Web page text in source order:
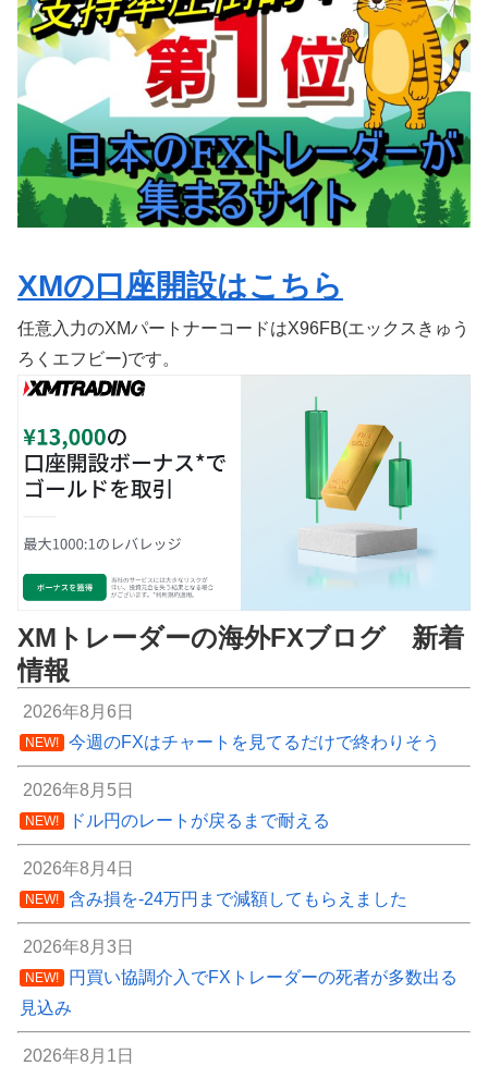
XMの口座開設はこちら
任意入力のXMパートナーコードはX96FB(エックスきゅう
ろくエフビー)です。
XMトレーダーの海外FXブログ 新着
情報
2026年8月6日
NEW! 今週のFXはチャートを見てるだけで終わりそう
2026年8月5日
NEW! ドル円のレートが戻るまで耐える
2026年8月4日
NEW! 含み損を-24万円まで減額してもらえました
2026年8月3日
NEW!
円買い協調介入でFXトレーダーの死者が多数出る
見込み
2026年8月1日